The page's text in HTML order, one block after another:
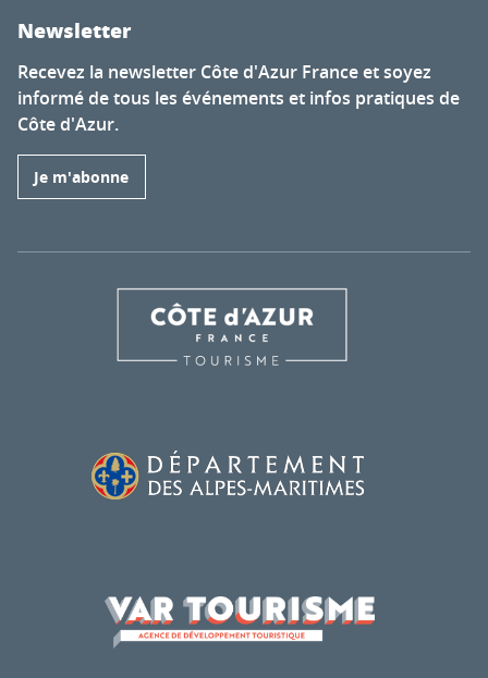
Newsletter
Recevez la newsletter Côte d'Azur France et soyez
informé de tous les événements et infos pratiques de
Côte d'Azur.
Je m'abonne